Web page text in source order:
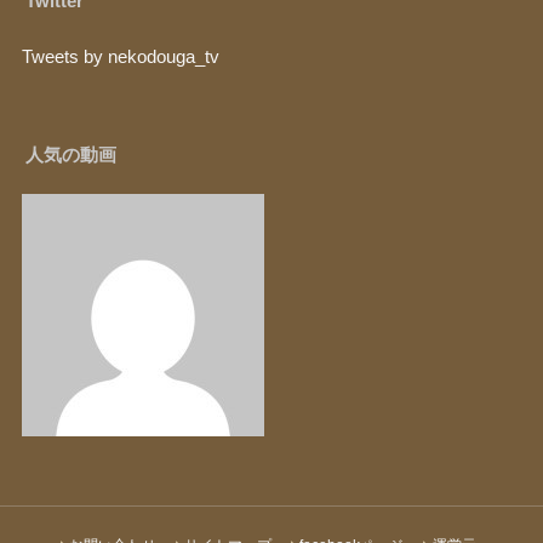
Tweets by nekodouga_tv
人気の動画